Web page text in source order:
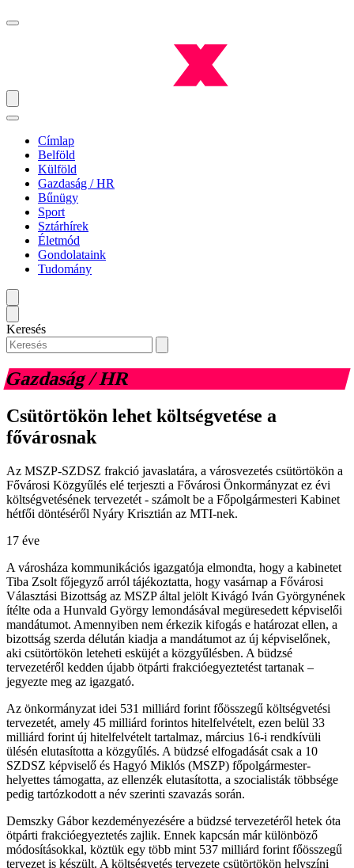
Címlap
Belföld
Külföld
Gazdaság / HR
Bűnügy
Sport
Sztárhírek
Életmód
Gondolataink
Tudomány
Keresés
Gazdaság / HR
Csütörtökön lehet költségvetése a
fővárosnak
Az MSZP-SZDSZ frakció javaslatára, a városvezetés csütörtökön a
Fővárosi Közgyűlés elé terjeszti a Fővárosi Önkormányzat ez évi
költségvetésének tervezetét - számolt be a Főpolgármesteri Kabinet
hétfői döntéséről Nyáry Krisztián az MTI-nek.
17 éve
A városháza kommunikációs igazgatója elmondta, hogy a kabinetet
Tiba Zsolt főjegyző arról tájékoztatta, hogy vasárnap a Fővárosi
Választási Bizottság az MSZP által jelölt Kivágó Iván Györgynének
ítélte oda a Hunvald György lemondásával megüresedett képviselői
mandátumot. Amennyiben nem érkezik kifogás e határozat ellen, a
bizottság szerda délután kiadja a mandátumot az új képviselőnek,
aki csütörtökön leteheti esküjét a közgyűlésben. A büdzsé
tervezetéről kedden újabb ötpárti frakcióegyeztetést tartanak –
jegyezte meg az igazgató.
Az önkormányzat idei 531 milliárd forint főösszegű költségvetési
tervezetét, amely 45 milliárd forintos hitelfelvételt, ezen belül 33
milliárd forint új hitelfelvételt tartalmaz, március 16-i rendkívüli
ülésén elutasította a közgyűlés. A büdzsé elfogadását csak a 10
SZDSZ képviselő és Hagyó Miklós (MSZP) főpolgármester-
helyettes támogatta, az ellenzék elutasította, a szocialisták többsége
pedig tartózkodott a név szerinti szavazás során.
Demszky Gábor kezdeményezésére a büdzsé tervezetéről hetek óta
ötpárti frakcióegyeztetés zajlik. Ennek kapcsán már különböző
módosításokkal, köztük egy több mint 537 milliárd forint főösszegű
tervezet is készült. A költségvetés tervezete csütörtökön helyszíni